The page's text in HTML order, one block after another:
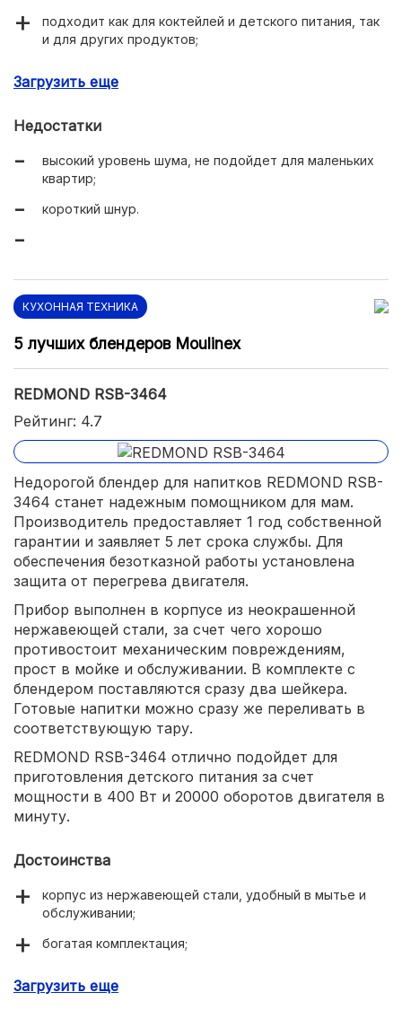
подходит как для коктейлей и детского питания, так
и для других продуктов;
продуктов.
Загрузить еще
Недостатки
высокий уровень шума, не подойдет для маленьких
квартир;
короткий шнур.
КУХОННАЯ ТЕХНИКА
5 лучших блендеров Moulinex
REDMOND RSB-3464
Рейтинг: 4.7
Недорогой блендер для напитков REDMOND RSB-
3464 станет надежным помощником для мам.
Производитель предоставляет 1 год собственной
гарантии и заявляет 5 лет срока службы. Для
обеспечения безотказной работы установлена
защита от перегрева двигателя.
Прибор выполнен в корпусе из неокрашенной
нержавеющей стали, за счет чего хорошо
противостоит механическим повреждениям,
прост в мойке и обслуживании. В комплекте с
блендером поставляются сразу два шейкера.
Готовые напитки можно сразу же переливать в
соответствующую тару.
REDMOND RSB-3464 отлично подойдет для
приготовления детского питания за счет
мощности в 400 Вт и 20000 оборотов двигателя в
минуту.
Достоинства
корпус из нержавеющей стали, удобный в мытье и
обслуживании;
богатая комплектация;
Загрузить еще